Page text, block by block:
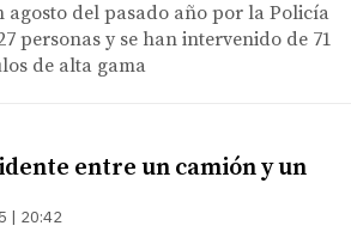
del pasado año por la Policía
personas y se han intervenido de 71
de alta gama
entre un camión y un
| 20:42